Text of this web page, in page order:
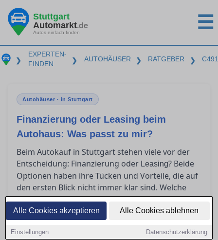
Alle Cookies akzeptieren Alle Cookies ablehnen
Einstellungen Datenschutzerklärung
Stuttgart
Automarkt.de
Autos einfach finden ☰
❯
EXPERTEN-
FINDEN
❯ AUTOHÄUSER ❯ RATGEBER ❯
Autohäuser · in Stuttgart
Finanzierung oder Leasing beim
Autohaus: Was passt zu mir?
Beim Autokauf in Stuttgart stehen viele vor der
Entscheidung: Finanzierung oder Leasing? Beide
Optionen haben ihre Tücken und Vorteile, die auf
den ersten Blick nicht immer klar sind. Welche
Kosten wirklich auf Sie zukommen und welche
Lösung als Privatkunde am meisten Sinn macht,
erfahren Sie hier. Bevor Sie unterschreiben,
sollten Sie genau wissen, worauf es ankommt, um